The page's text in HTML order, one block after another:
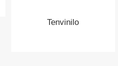
Tenvinilo